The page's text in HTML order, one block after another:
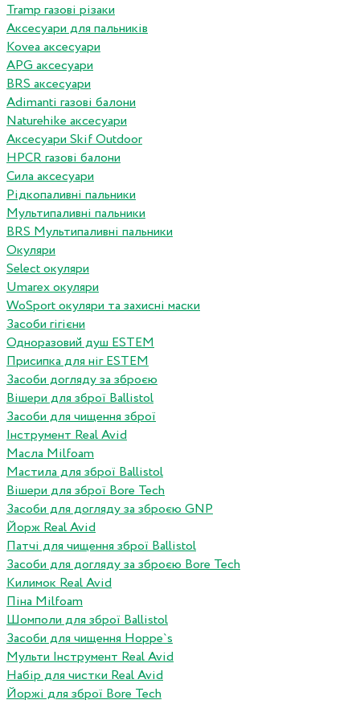
Tramp газові різаки
Аксесуари для пальників
Kovea аксесуари
APG аксесуари
BRS аксесуари
Adimanti газові балони
Naturehike аксесуари
Аксесуари Skif Outdoor
HPCR газові балони
Сила аксесуари
Рідкопаливні пальники
Мультипаливні пальники
BRS Мультипаливні пальники
Окуляри
Select окуляри
Umarex окуляри
WoSport окуляри та захисні маски
Засоби гігієни
Одноразовий душ ESTEM
Присипка для ніг ESTEM
Засоби догляду за зброєю
Вішери для зброї Ballistol
Засоби для чищення зброї
Інструмент Real Avid
Масла Milfoam
Мастила для зброї Ballistol
Вішери для зброї Bore Tech
Засоби для догляду за зброєю GNP
Йорж Real Avid
Патчі для чищення зброї Ballistol
Засоби для догляду за зброєю Bore Tech
Килимок Real Avid
Піна Milfoam
Шомполи для зброї Ballistol
Засоби для чищення Hoppe`s
Мульти Інструмент Real Avid
Набір для чистки Real Avid
Йоржі для зброї Bore Tech